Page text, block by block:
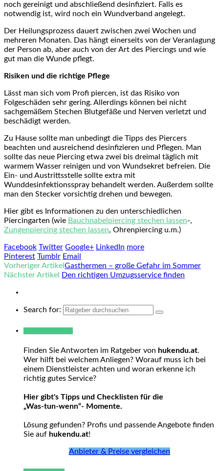
noch gereinigt und abschließend desinfiziert. Falls es
notwendig ist, wird noch ein Wundverband angelegt.
Der Heilungsprozess dauert zwischen zwei Wochen und
mehreren Monaten. Das hängt einerseits von der Veranlagung
der Person ab, aber auch von der Art des Piercings und wie
gut man die Wunde pflegt.
Risiken und die richtige Pflege
Lässt man sich vom Profi piercen, ist das Risiko von
Folgeschäden sehr gering. Allerdings können bei nicht
sachgemäßem Stechen Blutgefäße und Nerven verletzt und
beschädigt werden.
Zu Hause sollte man unbedingt die Tipps des Piercers
beachten und ausreichend desinfizieren und Pflegen. Man
sollte das neue Piercing etwa zwei bis dreimal täglich mit
warmem Wasser reinigen und von Wundsekret befreien. Die
Ein- und Austrittsstelle sollte extra mit
Wunddesinfektionsspray behandelt werden. Außerdem sollte
man den Stecker vorsichtig drehen und bewegen.
Hier gibt es Informationen zu den unterschiedlichen
Piercingarten (wie Bauchnabelpiercing stechen lassen-,
Zungenpiercing stechen lassen, Ohrenpiercing u.m.)
Facebook Twitter Google+ LinkedIn more
Pinterest Tumblr Email
Vorheriger Artikel Gasthermen – große Gefahr im Sommer
Nächster Artikel
Den richtigen Umzugsservice finden
Search for:
Finden Sie Antworten im Ratgeber von hukendu.at.
Wer hilft bei welchem Anliegen? Worauf muss ich bei
einem Dienstleister achten und woran erkenne ich
richtig gutes Service?
Hier gibt's Tipps und Checklisten für die
„Was-tun-wenn“- Momente.
Lösung gefunden? Profis und passende Angebote finden
Sie auf hukendu.at!
Anbieter & Preise vergleichen